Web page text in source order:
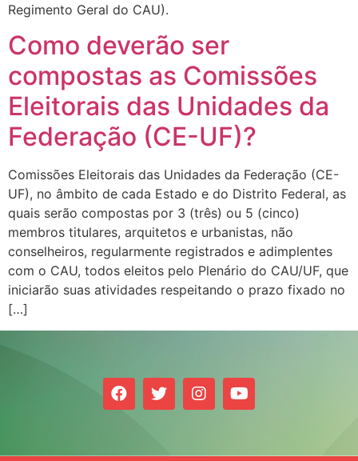
Regimento Geral do CAU).
Como deverão ser
compostas as Comissões
Eleitorais das Unidades da
Federação (CE-UF)?
Comissões Eleitorais das Unidades da Federação (CE-
UF), no âmbito de cada Estado e do Distrito Federal, as
quais serão compostas por 3 (três) ou 5 (cinco)
membros titulares, arquitetos e urbanistas, não
conselheiros, regularmente registrados e adimplentes
com o CAU, todos eleitos pelo Plenário do CAU/UF, que
iniciarão suas atividades respeitando o prazo fixado no
[…]